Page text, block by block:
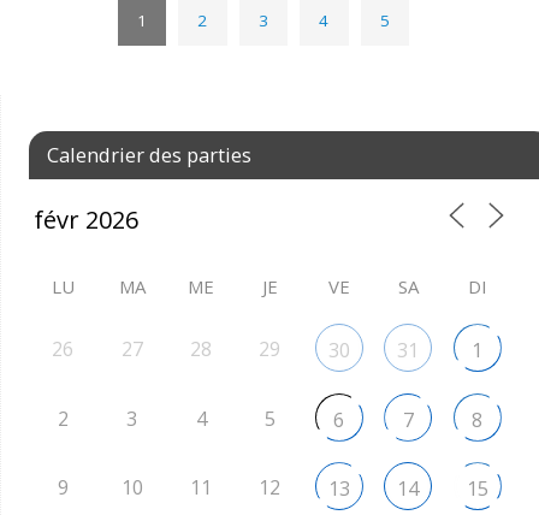
1 2 3 4 5
Calendrier des parties
LU MA ME JE VE SA DI
26 27 28 29 30 31 1
2 3 4 5 6 7 8
9 10 11 12 13 14 15